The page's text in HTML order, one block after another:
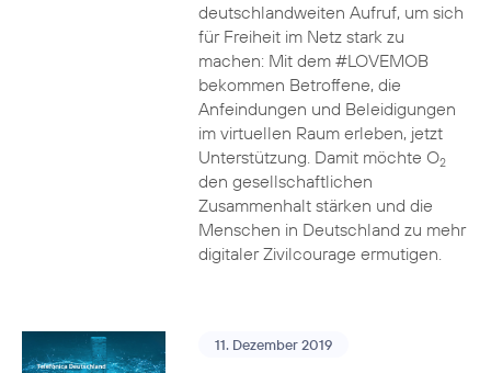
deutschlandweiten Aufruf, um sich
für Freiheit im Netz stark zu
machen: Mit dem #LOVEMOB
bekommen Betroffene, die
Anfeindungen und Beleidigungen
im virtuellen Raum erleben, jetzt
Unterstützung. Damit möchte O2
den gesellschaftlichen
Zusammenhalt stärken und die
Menschen in Deutschland zu mehr
digitaler Zivilcourage ermutigen.
11. Dezember 2019